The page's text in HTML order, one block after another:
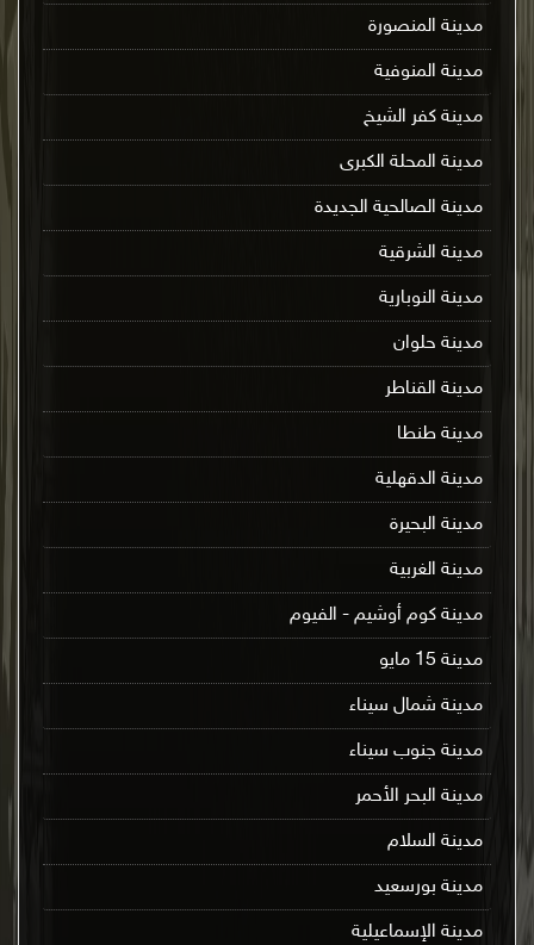
مدينة المنصورة
مدينة المنوفية
مدينة كفر الشيخ
مدينة المحلة الكبرى
مدينة الصالحية الجديدة
مدينة الشرقية
مدينة النوبارية
مدينة حلوان
مدينة القناطر
مدينة طنطا
مدينة الدقهلية
مدينة البحيرة
مدينة الغربية
مدينة كوم أوشيم - الفيوم
مدينة 15 مايو
مدينة شمال سيناء
مدينة جنوب سيناء
مدينة البحر الأحمر
مدينة السلام
مدينة بورسعيد
مدينة الإسماعيلية